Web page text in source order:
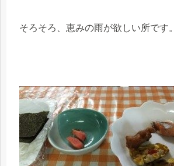
そろそろ、恵みの雨が欲しい所です。